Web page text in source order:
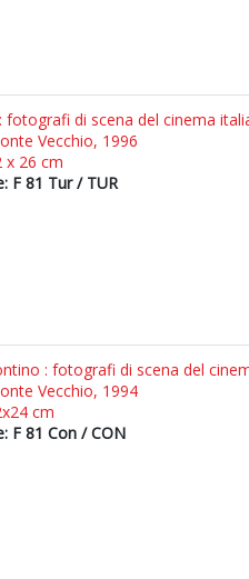
fotografi di scena del cinema
Vecchio, 1996
x 26 cm
F 81 Tur / TUR
: fotografi di scena del
Vecchio, 1994
cm
F 81 Con / CON